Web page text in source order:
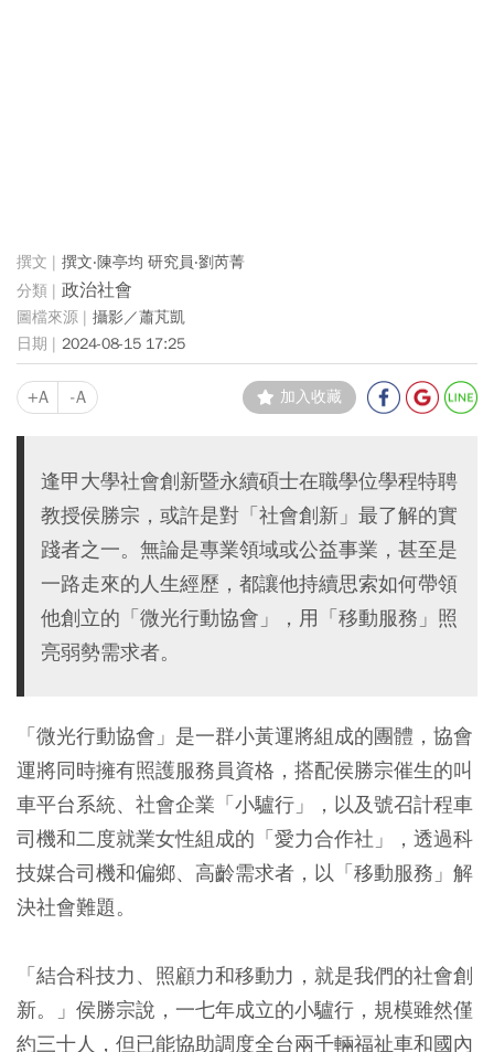
撰文‧陳亭均 研究員‧劉芮菁
政治社會
攝影／蕭芃凱
2024-08-15 17:25
+A -A 加入收藏
逢甲大學社會創新暨永續碩士在職學位學程特聘
教授侯勝宗，或許是對「社會創新」最了解的實
踐者之一。無論是專業領域或公益事業，甚至是
一路走來的人生經歷，都讓他持續思索如何帶領
他創立的「微光行動協會」，用「移動服務」照
亮弱勢需求者。
「微光行動協會」是一群小黃運將組成的團體，協會
運將同時擁有照護服務員資格，搭配侯勝宗催生的叫
車平台系統、社會企業「小驢行」，以及號召計程車
司機和二度就業女性組成的「愛力合作社」，透過科
技媒合司機和偏鄉、高齡需求者，以「移動服務」解
決社會難題。
「結合科技力、照顧力和移動力，就是我們的社會創
新。」侯勝宗說，一七年成立的小驢行，規模雖然僅
約三十人，但已能協助調度全台兩千輛福祉車和國內